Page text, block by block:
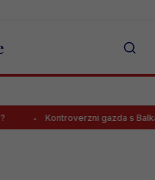
Kontroverzni gazda s Balkana o